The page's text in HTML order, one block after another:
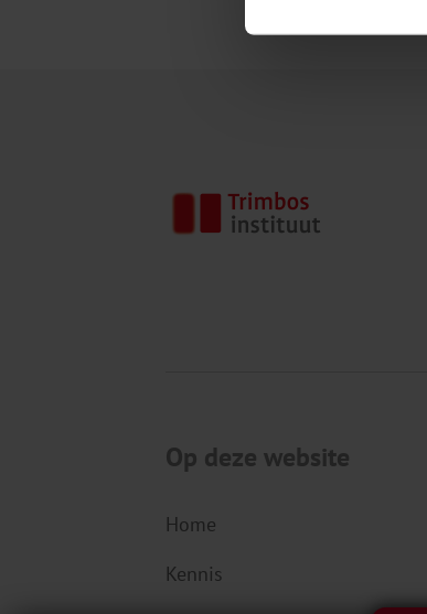
Op deze website
Home
Kennis